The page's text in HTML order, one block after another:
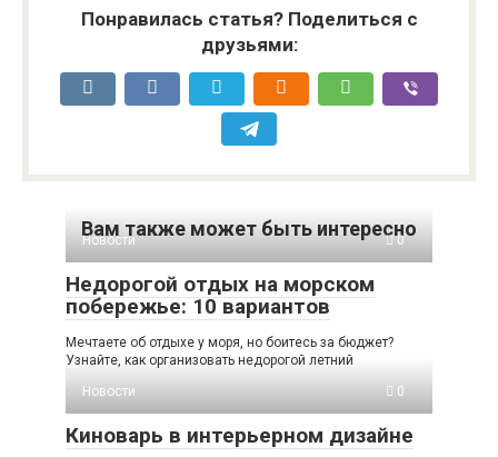
Понравилась статья? Поделиться с
друзьями:
Вам также может быть интересно
Новости 0
Недорогой отдых на морском
побережье: 10 вариантов
Мечтаете об отдыхе у моря, но боитесь за бюджет?
Узнайте, как организовать недорогой летний
Новости
0
Киноварь в интерьерном дизайне